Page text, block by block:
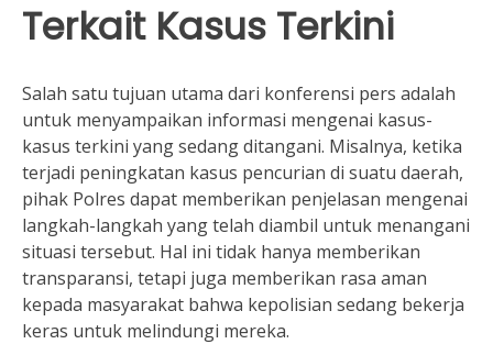
Terkait Kasus Terkini
Salah satu tujuan utama dari konferensi pers adalah
untuk menyampaikan informasi mengenai kasus-
kasus terkini yang sedang ditangani. Misalnya, ketika
terjadi peningkatan kasus pencurian di suatu daerah,
pihak Polres dapat memberikan penjelasan mengenai
langkah-langkah yang telah diambil untuk menangani
situasi tersebut. Hal ini tidak hanya memberikan
transparansi, tetapi juga memberikan rasa aman
kepada masyarakat bahwa kepolisian sedang bekerja
keras untuk melindungi mereka.